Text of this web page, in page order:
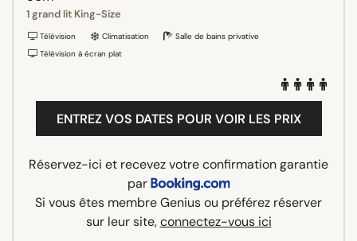
1 grand lit King-Size
Télévision Climatisation
Salle de bains privative
Télévision à écran plat
ENTREZ VOS DATES POUR VOIR LES PRIX
Réservez-ici et recevez votre confirmation garantie
par
Si vous êtes membre Genius ou préférez réserver
sur leur site,connectez-vous ici